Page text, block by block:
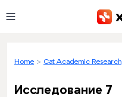
Home > Cat Academic Research
Исследование 7